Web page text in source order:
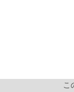
こ